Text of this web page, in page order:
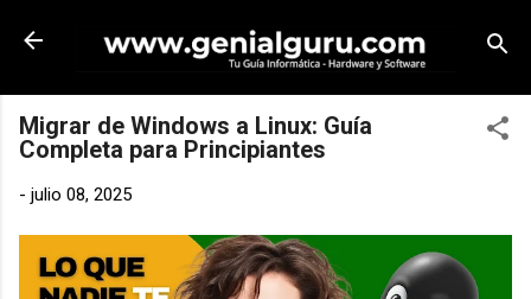
Ir al contenido principal
Migrar de Windows a Linux: Guía
Completa para Principiantes
- julio 08, 2025